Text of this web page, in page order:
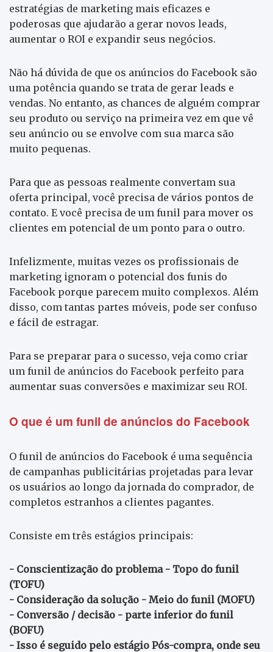
estratégias de marketing mais eficazes e
poderosas que ajudarão a gerar novos leads,
aumentar o ROI e expandir seus negócios.
Não há dúvida de que os anúncios do Facebook são
uma potência quando se trata de gerar leads e
vendas. No entanto, as chances de alguém comprar
seu produto ou serviço na primeira vez em que vê
seu anúncio ou se envolve com sua marca são
muito pequenas.
Para que as pessoas realmente convertam sua
oferta principal, você precisa de vários pontos de
contato. E você precisa de um funil para mover os
clientes em potencial de um ponto para o outro.
Infelizmente, muitas vezes os profissionais de
marketing ignoram o potencial dos funis do
Facebook porque parecem muito complexos. Além
disso, com tantas partes móveis, pode ser confuso
e fácil de estragar.
Para se preparar para o sucesso, veja como criar
um funil de anúncios do Facebook perfeito para
aumentar suas conversões e maximizar seu ROI.
O que é um funil de anúncios do Facebook
O funil de anúncios do Facebook é uma sequência
de campanhas publicitárias projetadas para levar
os usuários ao longo da jornada do comprador, de
completos estranhos a clientes pagantes.
Consiste em três estágios principais:
- Conscientização do problema - Topo do funil
(TOFU)
- Consideração da solução - Meio do funil (MOFU)
- Conversão / decisão - parte inferior do funil
(BOFU)
- Isso é seguido pelo estágio Pós-compra, onde seu